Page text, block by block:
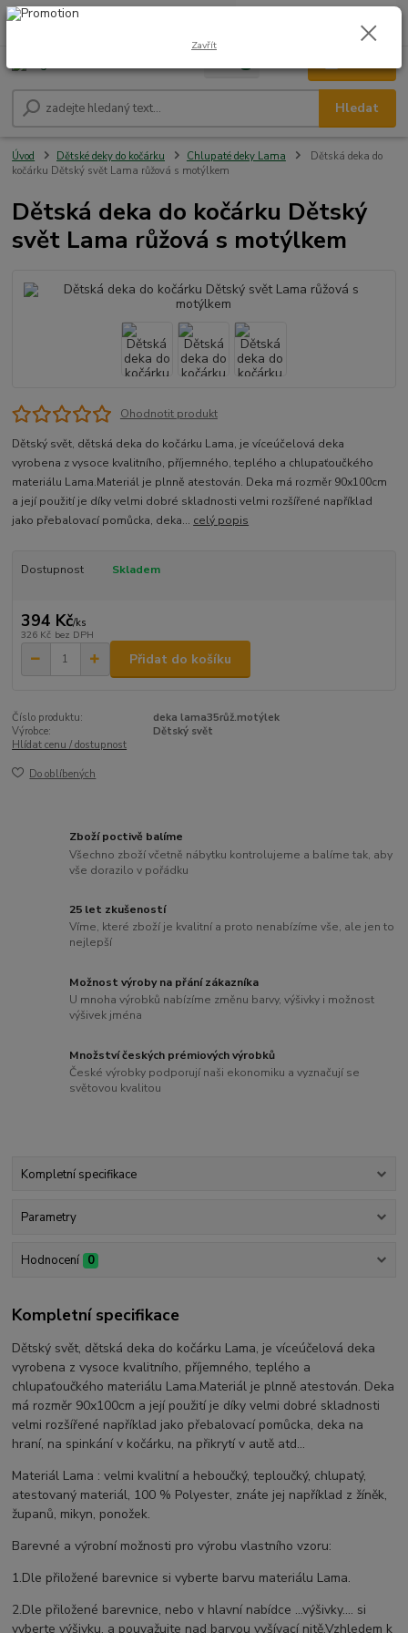
Hledat
+420 604 278 943 0,00 Kč
Úvod Dětské deky do kočárku Chlupaté deky Lama
Dětská deka do
kočárku Dětský svět Lama růžová s motýlkem
Dětská deka do kočárku Dětský
svět Lama růžová s motýlkem
Ohodnotit produkt
Dětský svět, dětská deka do kočárku Lama, je víceúčelová deka
vyrobena z vysoce kvalitního, příjemného, teplého a chlupaťoučkého
materiálu Lama.Materiál je plnně atestován. Deka má rozměr 90x100cm
a její použití je díky velmi dobré skladnosti velmi rozšířené například
jako přebalovací pomůcka, deka... celý popis
Dostupnost Skladem
394 Kč/ks
326 Kč bez DPH
Přidat do košíku
Číslo produktu:
deka lama35růž.motýlek
Výrobce:
Dětský svět
Hlídat cenu / dostupnost
Do oblíbených
Zboží poctivě balíme
Všechno zboží včetně nábytku kontrolujeme a balíme tak, aby
vše dorazilo v pořádku
25 let zkušeností
Víme, které zboží je kvalitní a proto nenabízíme vše, ale jen to
nejlepší
Možnost výroby na přání zákazníka
U mnoha výrobků nabízíme změnu barvy, výšivky i možnost
výšivek jména
Množství českých prémiových výrobků
České výrobky podporují naši ekonomiku a vyznačují se
světovou kvalitou
Kompletní specifikace
Parametry
Hodnocení 0
Kompletní specifikace
Dětský svět, dětská deka do kočárku Lama, je víceúčelová deka
vyrobena z vysoce kvalitního, příjemného, teplého a
chlupaťoučkého materiálu Lama.Materiál je plnně atestován. Deka
má rozměr 90x100cm a její použití je díky velmi dobré skladnosti
velmi rozšířené například jako přebalovací pomůcka, deka na
hraní, na spinkání v kočárku, na přikrytí v autě atd...
Materiál Lama : velmi kvalitní a heboučký, teploučký, chlupatý,
atestovaný materiál, 100 % Polyester, znáte jej například z žíněk,
županů, mikyn, ponožek.
Barevné a výrobní možnosti pro výrobu vlastního vzoru:
1.Dle přiložené barevnice si vyberte barvu materiálu Lama.
2.Dle přiložené barevnice, nebo v hlavní nabídce ...výšivky.... si
vyberte výšivku, a pouvažujte nad barvou vyšívací nitě.Vzhledem k
Zavřít